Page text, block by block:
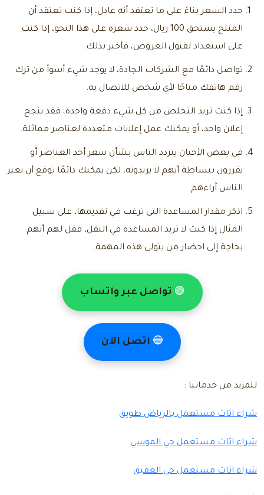
حدد السعر بناءً على ما تعتقد أنه عادل، إذا كنت تعتقد أن
المنتج يستحق 100 ريال، حدد سعره على هذا النحو، إذا كنت
على استعداد لقبول العروض، فأخبر بذلك.
تواصل دائمًا مع الشركات الجادة، لا يوجد شيء أسوأ من ترك
رقم هاتفك متاحًا لأي شخص للاتصال به.
إذا كنت تريد التخلص من كل شيء دفعة واحدة، فقد ينجح
إعلان واحد، أو يمكنك عمل إعلانات متعددة لعناصر مماثلة.
في بعض الأحيان يتردد الناس بشأن سعر أحد العناصر أو
يقررون ببساطة أنهم لا يريدونه، لكن يمكنك دائمًا توقع أن يغير
الناس آراءهم.
اذكر مقدار المساعدة التي ترغب في تقديمها، على سبيل
المثال إذا كنت لا تريد المساعدة في النقل، فقل لهم أنهم
بحاجة إلى احضار من يتولى هذه المهمة.
🟢 تواصل عبر واتساب
🔵 اتصل الآن
للمزيد من خدماتنا :
شراء اثاث مستعمل بالرياض طويق
شراء اثاث مستعمل حي الموسي
شراء اثاث مستعمل حي العقيق